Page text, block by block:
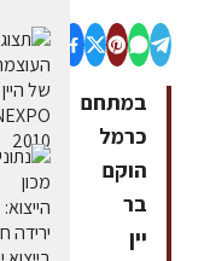
במתחם
כרמל
הוקם
בר
יין